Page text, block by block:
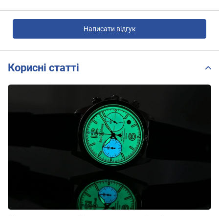
Написати відгук
Корисні статті